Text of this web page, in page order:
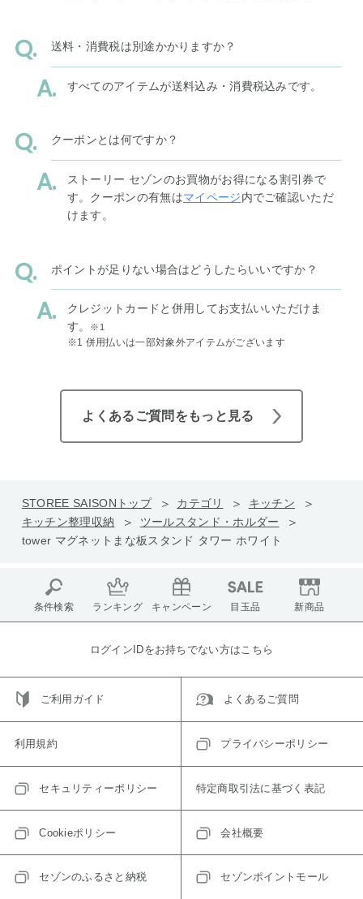
送料・消費税は別途かかりますか？
すべてのアイテムが送料込み・消費税込みです。
クーポンとは何ですか？
ストーリー セゾンのお買物がお得になる割引券で
す。クーポンの有無はマイページ内でご確認いただ
けます。
ポイントが足りない場合はどうしたらいいですか？
クレジットカードと併用してお支払いいただけま
す。
※1
※1 併用払いは一部対象外アイテムがございます
よくあるご質問をもっと見る
STOREE SAISONトップ カテゴリ
キッチン
キッチン整理収納
ツールスタンド・ホルダー
tower マグネットまな板スタンド タワー ホワイト
条件検索 ランキング キャンペーン 目玉品 新商品
ログインIDをお持ちでない方はこちら
ご利用ガイド よくあるご質問
利用規約 プライバシーポリシー
セキュリティーポリシー 特定商取引法に基づく表記
Cookieポリシー 会社概要
セゾンのふるさと納税 セゾンポイントモール